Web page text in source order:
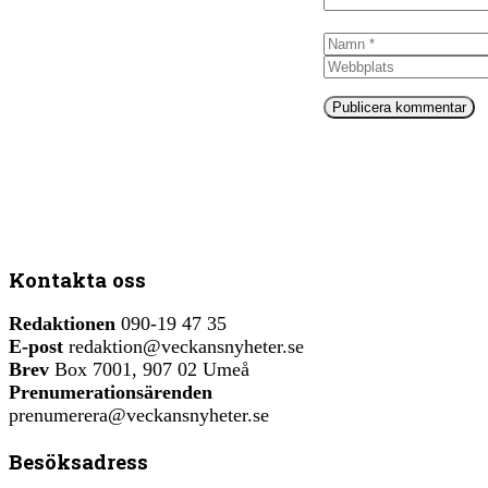
Namn
Kontakta oss
Redaktionen 090-19 47 35
E-post redaktion@veckansnyheter.se
Brev Box 7001, 907 02 Umeå
Prenumerationsärenden
prenumerera@veckansnyheter.se
Besöksadress